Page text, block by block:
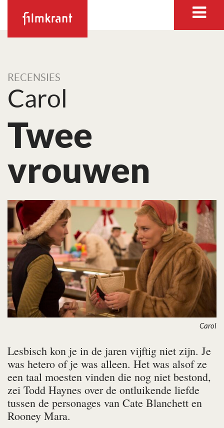
RECENSIES
Carol
Twee
vrouwen
Carol
Lesbisch kon je in de jaren vijftig niet zijn. Je
was hetero of je was alleen. Het was alsof ze
een taal moesten vinden die nog niet bestond,
zei Todd Haynes over de ontluikende liefde
tussen de personages van Cate Blanchett en
Rooney Mara.